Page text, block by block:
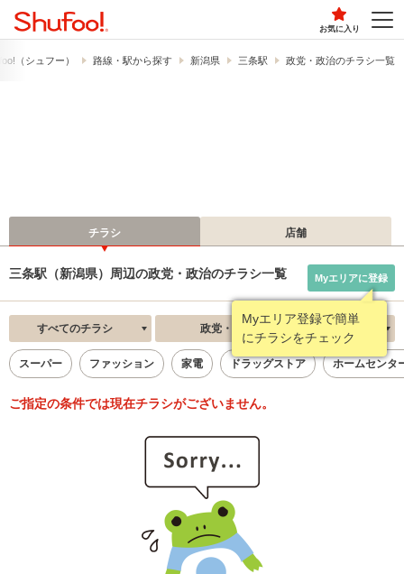
お気に入り
（シュフー） 路線・駅から探す 新潟県 三条駅 政党・政治のチラシ一覧
チラシ 店舗
三条駅（新潟県）周辺の政党・政治のチラシ一覧
Myエリア登録で簡単
にチラシをチェック
Myエリアに登録
すべてのチラシ 政党・政治 新着順
スーパー ファッション 家電 ドラッグストア ホームセンタ
ご指定の条件では現在チラシがございません。